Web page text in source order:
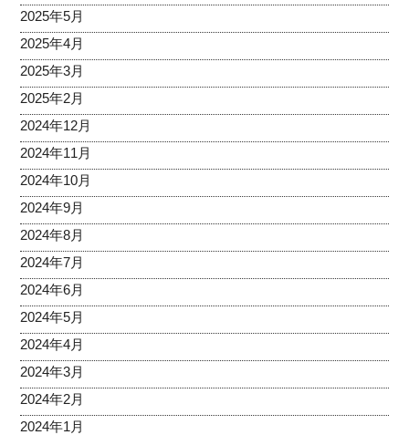
2025年5月
2025年4月
2025年3月
2025年2月
2024年12月
2024年11月
2024年10月
2024年9月
2024年8月
2024年7月
2024年6月
2024年5月
2024年4月
2024年3月
2024年2月
2024年1月